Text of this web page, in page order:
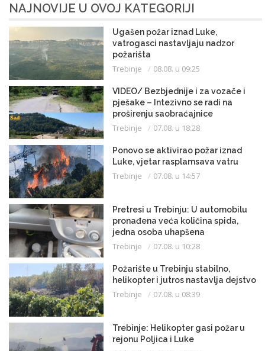
NAJNOVIJE U OVOJ KATEGORIJI
Ugašen požar iznad Luke,
vatrogasci nastavljaju nadzor
požarišta
Trebinje 08.08. u 09:25
VIDEO/ Bezbjednije i za vozače i
pješake – Intezivno se radi na
proširenju saobraćajnice
Trebinje 07.08. u 18:28
Ponovo se aktivirao požar iznad
Luke, vjetar rasplamsava vatru
Trebinje 07.08. u 14:57
Pretresi u Trebinju: U automobilu
pronađena veća količina spida,
jedna osoba uhapšena
Trebinje 07.08. u 10:28
Požarište u Trebinju stabilno,
helikopter i jutros nastavlja dejstvo
Trebinje 07.08. u 08:39
Trebinje: Helikopter gasi požar u
rejonu Poljica i Luke